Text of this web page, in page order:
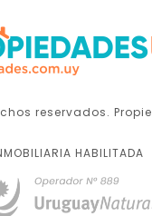
reservados.
HABILITADA